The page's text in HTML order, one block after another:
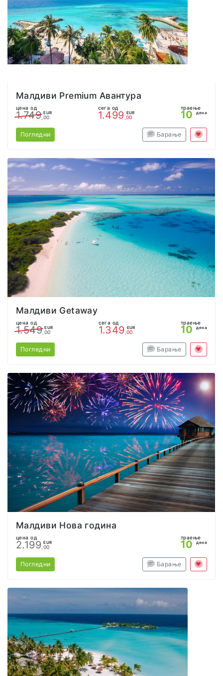
Малдиви Premium Авантура
цена од
1.749 EUR
,00
сега од
1.499 EUR
,00
траење
10 дена
Погледни Барање
Малдиви Getaway
цена од
1.549 EUR
,00
сега од
1.349 EUR
,00
траење
10 дена
Погледни Барање
Малдиви Нова година
цена од
2.199 EUR
,00
траење
10 дена
Погледни Барање